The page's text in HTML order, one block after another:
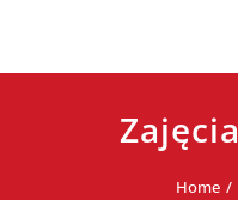
Home